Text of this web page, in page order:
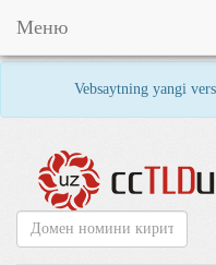
Vebsaytning yangi
Меню